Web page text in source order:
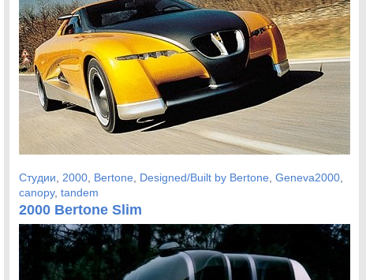
Студии 2000 Bertone Designed/Built by Bertone Geneva2000
canopy, tandem
2000 Bertone Slim